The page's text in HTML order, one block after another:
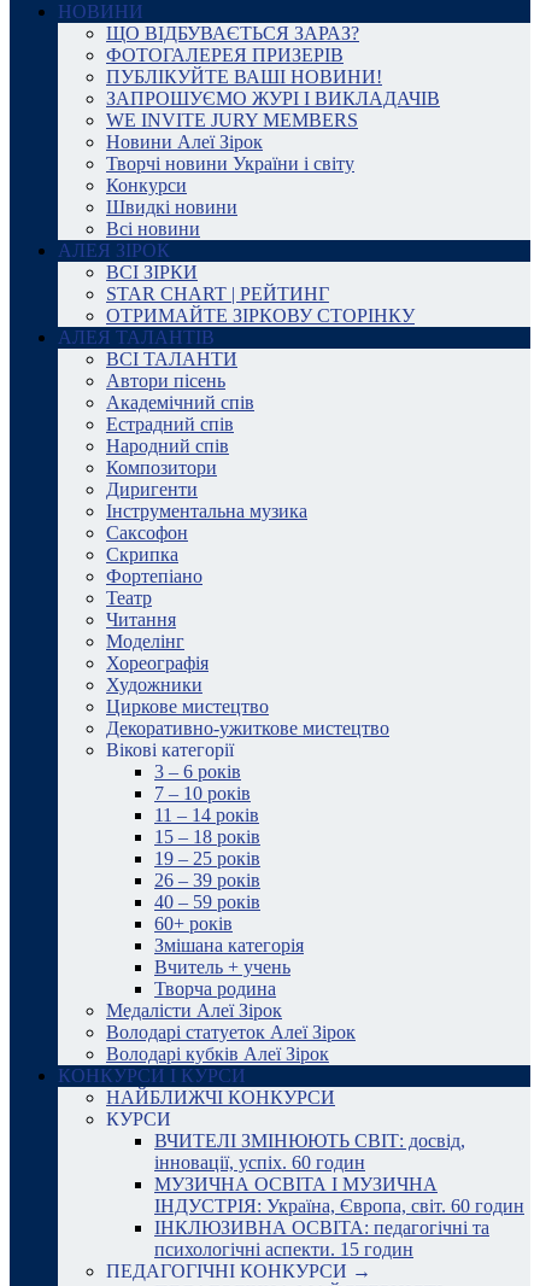
НОВИНИ
ЩО ВІДБУВАЄТЬСЯ ЗАРАЗ?
ФОТОГАЛЕРЕЯ ПРИЗЕРІВ
ПУБЛІКУЙТЕ ВАШІ НОВИНИ!
ЗАПРОШУЄМО ЖУРІ І ВИКЛАДАЧІВ
WE INVITE JURY MEMBERS
Новини Алеї Зірок
Творчі новини України і світу
Конкурси
Швидкі новини
Всі новини
АЛЕЯ ЗІРОК
ВСІ ЗІРКИ
STAR CHART | РЕЙТИНГ
ОТРИМАЙТЕ ЗІРКОВУ СТОРІНКУ
АЛЕЯ ТАЛАНТІВ
ВСІ ТАЛАНТИ
Автори пісень
Академічний спів
Естрадний спів
Народний спів
Композитори
Диригенти
Інструментальна музика
Саксофон
Скрипка
Фортепіано
Театр
Читання
Моделінг
Хореографія
Художники
Циркове мистецтво
Декоративно-ужиткове мистецтво
Вікові категорії
3 – 6 років
7 – 10 років
11 – 14 років
15 – 18 років
19 – 25 років
26 – 39 років
40 – 59 років
60+ років
Змішана категорія
Вчитель + учень
Творча родина
Медалісти Алеї Зірок
Володарі статуеток Алеї Зірок
Володарі кубків Алеї Зірок
КОНКУРСИ І КУРСИ
НАЙБЛИЖЧІ КОНКУРСИ
КУРСИ
ВЧИТЕЛІ ЗМІНЮЮТЬ СВІТ: досвід,
інновації, успіх. 60 годин
МУЗИЧНА ОСВІТА І МУЗИЧНА
ІНДУСТРІЯ: Україна, Європа, світ. 60 годин
ІНКЛЮЗИВНА ОСВІТА: педагогічні та
психологічні аспекти. 15 годин
ПЕДАГОГІЧНІ КОНКУРСИ →